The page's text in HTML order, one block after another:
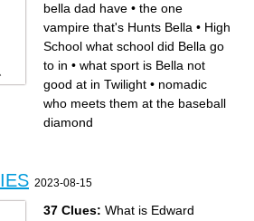
bella dad have • the one
vampire that's Hunts Bella • High
School what school did Bella go
to in • what sport is Bella not
good at in Twilight • nomadic
who meets them at the baseball
diamond
2023-08-15
37 Clues: What is Edward